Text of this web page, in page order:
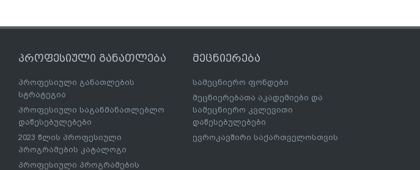
პროფესიული განათლება
პროფესიული განათლების
სტრატეგია
პროფესიული საგანმანათლებლო
დაწესებულებები
2023 წლის პროფესიული
პროგრამების კატალოგი
პროფესიული პროგრამების
მეცნიერება
სამეცნიერო ფონდები
მეცნიერებათა აკადემიები და
სამეცნიერო კვლევითი
დაწესებულებები
ევროკავშირი საქართველოსთვის